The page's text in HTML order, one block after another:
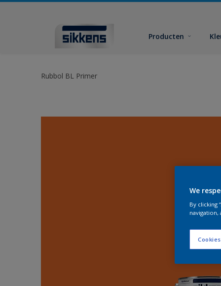
Producten
Rubbol BL Primer
We
By clicking
navigation,